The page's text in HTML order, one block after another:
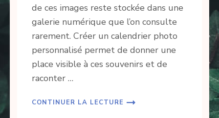
de ces images reste stockée dans une
galerie numérique que l’on consulte
rarement. Créer un calendrier photo
personnalisé permet de donner une
place visible à ces souvenirs et de
raconter …
CONTINUER LA LECTURE